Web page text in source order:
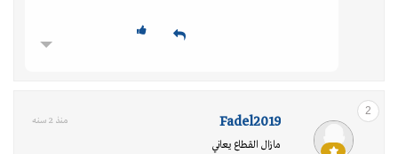
2
Fadel2019 منذ 2 سنه
مازال القطاع يعاني